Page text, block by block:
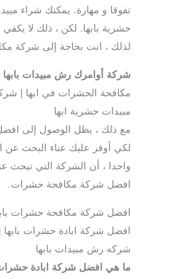
تفوقا و مهارة. يمكنك شراء
حشرية بابها. لكن ، ذلك لا
لذلك ، انت بحاجة إلى شركة
شركة أوامرك رش مبيدات بابها
مكافحة الحشرات في ابها |
مبيدات حشرية ابها
مع ذلك ، يظل الوصول إلى
لكي أوفر عليك عناء البحث
واحدا ، أن الشركة التي تبحث
افضل شركة مكافحة حشرات.
افضل شركة مكافحة حشرات
افضل شركة ابادة حشرات
شركه رش مبيدات بابها
ما هي افضل شركة ابادة